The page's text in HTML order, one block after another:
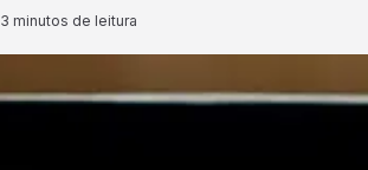
3 minutos de leitura